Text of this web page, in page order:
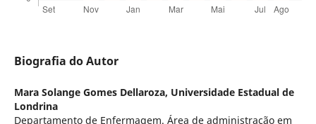
Biografia do Autor
Mara Solange Gomes Dellaroza, Universidade Estadual de
Londrina
Departamento de Enfermagem. Área de administração em